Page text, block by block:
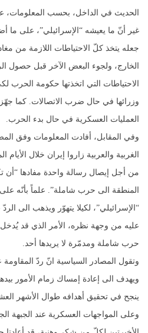
الحديث في الداخل، بحسب المعلومات، عن
غير أنّ ما يعيشه “الإسرائيلي”، على ما
جعله يتخذ كلّ الاحتياطات اللازمة من
الخارج، ولجوء البعض الآخر قبل حصول
الاحتياطات التي اتخذتها حكومة
وزرائها في حال ضرب الاتصالات. كما
العمليات العسكرية في حال بدء الحرب.
وفي المقابل، أفادت المعلومات وفق
الغربية والعربية زاروا إيران خلال
من أجل إيصال رسالة واحدة مفادها “أن
المنطقة الى حرب شاملة”. علماً بأنّه
“الإسرائيلي”، لكيلا يتهوّر ويذهب الى
عليه من وجهة نظره، الأمر الذي قد
حرب شاملة ومدمّرة لا يريدها أحد.
وتقول المصادر السياسية انّ ردّ
ويهدف الى إعادة إمساك زمام الأمور
ينجح في تحقيق أهدافه طوال الأشهر
وعلى المواجهات العسكرية عند الجبهة